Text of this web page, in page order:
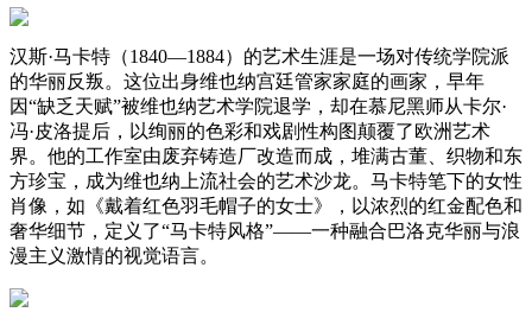
汉斯·马卡特（1840—1884）的艺术生涯是一场对传统学院派
的华丽反叛。这位出身维也纳宫廷管家家庭的画家，早年
因“缺乏天赋”被维也纳艺术学院退学，却在慕尼黑师从卡尔·
冯·皮洛提后，以绚丽的色彩和戏剧性构图颠覆了欧洲艺术
界。他的工作室由废弃铸造厂改造而成，堆满古董、织物和东
方珍宝，成为维也纳上流社会的艺术沙龙。马卡特笔下的女性
肖像，如《戴着红色羽毛帽子的女士》，以浓烈的红金配色和
奢华细节，定义了“马卡特风格”——一种融合巴洛克华丽与浪
漫主义激情的视觉语言。